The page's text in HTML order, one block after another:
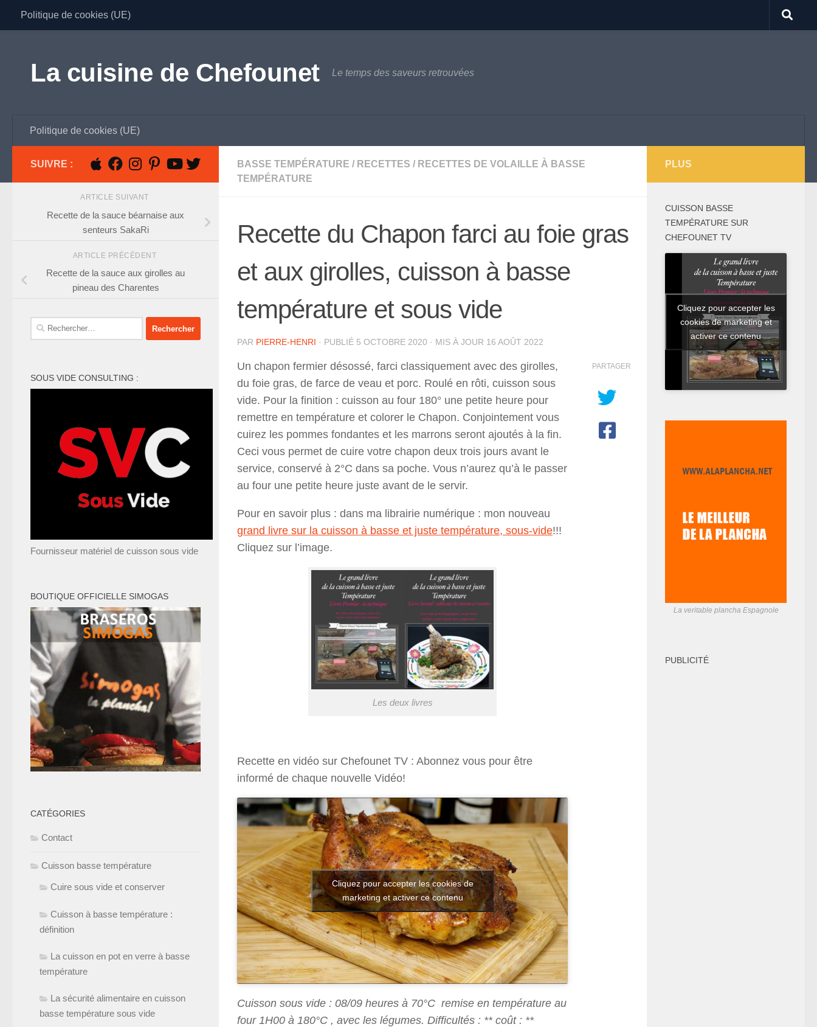
Skip to content
Politique de cookies (UE)
La cuisine de Chefounet Le temps des saveurs retrouvées
Politique de cookies (UE)
BASSE TEMPÉRATURE / RECETTES / RECETTES DE VOLAILLE À BASSE
TEMPÉRATURE
Recette du Chapon farci au foie gras
et aux girolles, cuisson à basse
température et sous vide
PAR PIERRE-HENRI · PUBLIÉ 5 OCTOBRE 2020 · MIS À JOUR 16 AOÛT 2022
Un chapon fermier désossé, farci classiquement avec des girolles,
du foie gras, de farce de veau et porc. Roulé en rôti, cuisson sous
vide. Pour la finition : cuisson au four 180° une petite heure pour
remettre en température et colorer le Chapon. Conjointement vous
cuirez les pommes fondantes et les marrons seront ajoutés à la fin.
Ceci vous permet de cuire votre chapon deux trois jours avant le
service, conservé à 2°C dans sa poche. Vous n’aurez qu’à le passer
au four une petite heure juste avant de le servir.
Pour en savoir plus : dans ma librairie numérique : mon nouveau
grand livre sur la cuisson à basse et juste température, sous-vide!!!
Cliquez sur l’image.
Les deux livres
Recette en vidéo sur Chefounet TV : Abonnez vous pour être
informé de chaque nouvelle Vidéo!
Cliquez pour accepter les cookies de
marketing et activer ce contenu
Cuisson sous vide : 08/09 heures à 70°C remise en température au
four 1H00 à 180°C , avec les légumes. Difficultés : ** coût : **
PARTAGER
SUIVRE :
ARTICLE SUIVANT
Recette de la sauce béarnaise aux
senteurs SakaRi
ARTICLE PRÉCÉDENT
Recette de la sauce aux girolles au
pineau des Charentes
Rechercher :
SOUS VIDE CONSULTING :
Fournisseur matériel de cuisson sous vide
BOUTIQUE OFFICIELLE SIMOGAS
CATÉGORIES
Contact
Cuisson basse température
Cuire sous vide et conserver
Cuisson à basse température :
définition
La cuisson en pot en verre à basse
température
La sécurité alimentaire en cuisson
basse température sous vide
PLUS
CUISSON BASSE
TEMPÉRATURE SUR
CHEFOUNET TV
Cliquez pour accepter les
cookies de marketing et
activer ce contenu
La veritable plancha Espagnole
PUBLICITÉ